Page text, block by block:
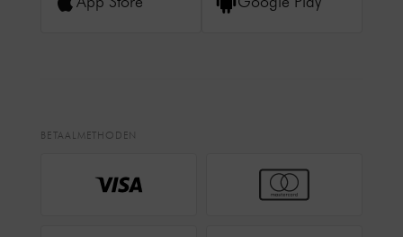
BETAALMETHODEN